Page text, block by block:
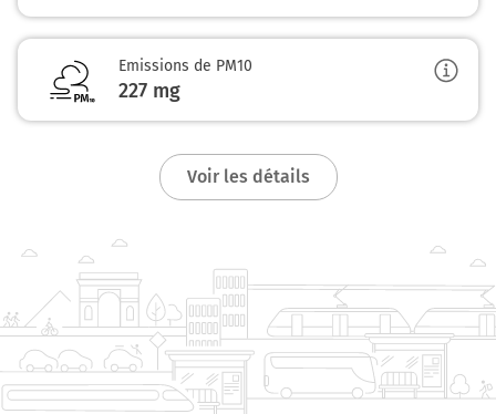
Emissions de PM10
227 mg
Voir les détails